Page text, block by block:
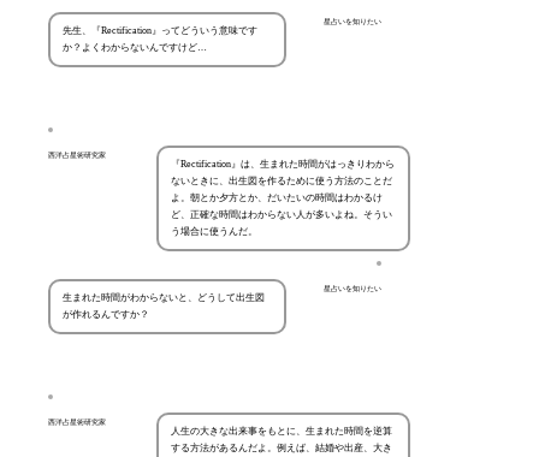
星占いを知りたい
先生、『Rectification』ってどういう意味です
か？よくわからないんですけど…
西洋占星術研究家
『Rectification』は、生まれた時間がはっきりわから
ないときに、出生図を作るために使う方法のことだ
よ。朝とか夕方とか、だいたいの時間はわかるけ
ど、正確な時間はわからない人が多いよね。そうい
う場合に使うんだ。
星占いを知りたい
生まれた時間がわからないと、どうして出生図
が作れるんですか？
西洋占星術研究家
人生の大きな出来事をもとに、生まれた時間を逆算
する方法があるんだよ。例えば、結婚や出産、大き